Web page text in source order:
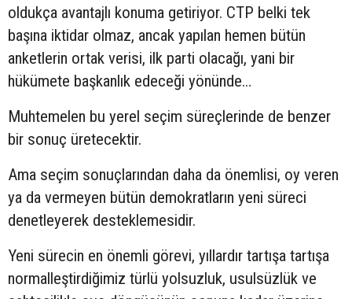
oldukça avantajlı konuma getiriyor. CTP belki tek
başına iktidar olmaz, ancak yapılan hemen bütün
anketlerin ortak verisi, ilk parti olacağı, yani bir
hükümete başkanlık edeceği yönünde…
Muhtemelen bu yerel seçim süreçlerinde de benzer
bir sonuç üretecektir.
Ama seçim sonuçlarından daha da önemlisi, oy veren
ya da vermeyen bütün demokratların yeni süreci
denetleyerek desteklemesidir.
Yeni sürecin en önemli görevi, yıllardır tartışa tartışa
normalleştirdiğimiz türlü yolsuzluk, usulsüzlük ve